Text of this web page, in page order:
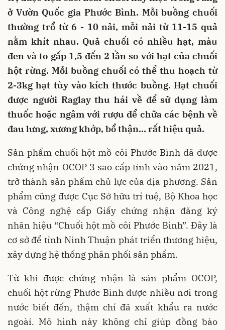
ở Vườn Quốc gia Phước Bình. Mỗi buồng chuối
thường trổ từ 6 - 10 nải, mỗi nải từ 11-15 quả
nằm khít nhau. Quả chuối có nhiều hạt, màu
đen và to gấp 1,5 đến 2 lần so với hạt của chuối
hột rừng. Mỗi buồng chuối có thể thu hoạch từ
2-3kg hạt tùy vào kích thước buồng. Hạt chuối
được người Raglay thu hái về để sử dụng làm
thuốc hoặc ngâm với rượu để chữa các bệnh về
đau lưng, xương khớp, bổ thận… rất hiệu quả.
Sản phẩm chuối hột mồ côi Phước Bình đã được
chứng nhận OCOP 3 sao cấp tỉnh vào năm 2021,
trở thành sản phẩm chủ lực của địa phương. Sản
phẩm cũng được Cục Sở hữu trí tuệ, Bộ Khoa học
và Công nghệ cấp Giấy chứng nhận đăng ký
nhãn hiệu “Chuối hột mồ côi Phước Bình”. Đây là
cơ sở để tỉnh Ninh Thuận phát triển thương hiệu,
xây dựng hệ thống phân phối sản phẩm.
Từ khi được chứng nhận là sản phẩm OCOP,
chuối hột rừng Phước Bình được nhiều nơi trong
nước biết đến, thậm chí đã xuất khẩu ra nước
ngoài. Mô hình này không chỉ giúp đồng bào